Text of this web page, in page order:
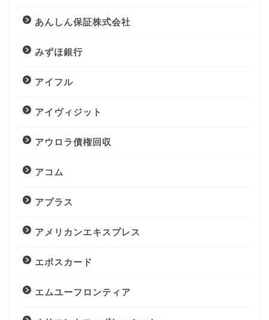
あんしん保証株式会社
みずほ銀行
アイフル
アイヴィジット
アウロラ債権回収
アコム
アプラス
アメリカンエキスプレス
エポスカード
エムユーフロンティア